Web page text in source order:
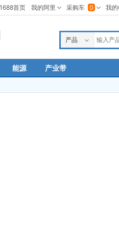
产品
求购
能源 产业带